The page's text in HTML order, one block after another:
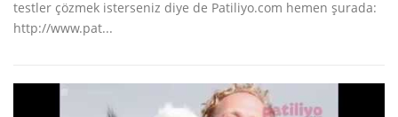
testler çözmek isterseniz diye de Patiliyo.com hemen şurada:
http://www.pat...